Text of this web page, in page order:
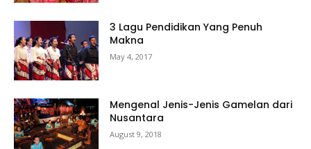
3 Lagu Pendidikan Yang Penuh
Makna
May 4, 2017
Mengenal Jenis-Jenis Gamelan dari
Nusantara
August 9, 2018